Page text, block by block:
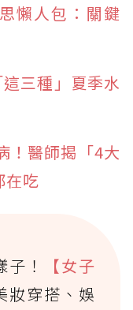
懶人包：關鍵
三種」夏季水
！醫師揭「4大
在吃
！
【女子
妝穿搭、娛